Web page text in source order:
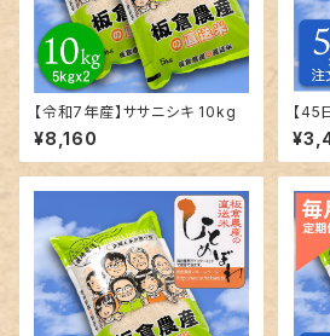
【令和7年産】ササニシキ 10kg
¥8,160
【45
姫｜